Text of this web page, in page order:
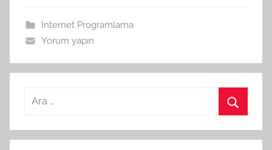
Internet Programlama
Yorum yapın
Arama: